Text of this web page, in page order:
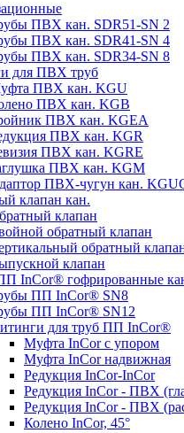
ПВХ кан. SDR51-SN 2
ПВХ кан. SDR41-SN 4
ПВХ кан. SDR34-SN 8
для ПВХ труб
ПВХ кан. KGU
ПВХ кан. KGB
ПВХ кан. KGEA
ПВХ кан. KGR
ПВХ кан. KGRE
ПВХ кан. KGM
ПВХ-чугун кан.
клапан кан.
клапан
обратный клапан
обратный
клапан
InCor® гофри­рованные
ПП InCor® SN8
ПП InCor® SN12
для труб ПП InCor®
Муфта InCor с упором
Муфта InCor надвижная
Редукция InCor-InCor
Редукция InCor - ПВХ
Редукция InCor - ПВХ
Колено InCor, 45°